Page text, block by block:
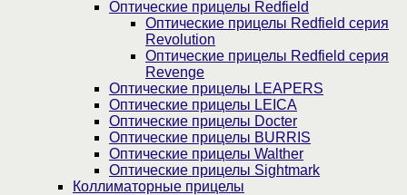
Оптические прицелы Redfield
Оптические прицелы Redfield серия
Revolution
Оптические прицелы Redfield серия
Revenge
Оптические прицелы LEAPERS
Оптические прицелы LEICA
Оптические прицелы Docter
Оптические прицелы BURRIS
Оптические прицелы Walther
Оптические прицелы Sightmark
Коллиматорные прицелы